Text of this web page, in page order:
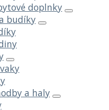
doplnky
budíky
a haly